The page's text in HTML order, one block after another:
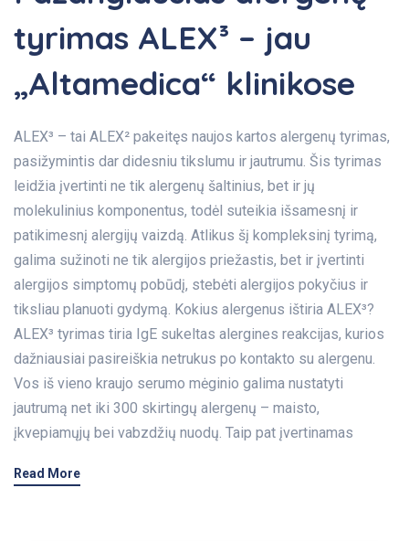
tyrimas ALEX³ – jau
„Altamedica“ klinikose
ALEX³ – tai ALEX² pakeitęs naujos kartos alergenų tyrimas,
pasižymintis dar didesniu tikslumu ir jautrumu. Šis tyrimas
leidžia įvertinti ne tik alergenų šaltinius, bet ir jų
molekulinius komponentus, todėl suteikia išsamesnį ir
patikimesnį alergijų vaizdą. Atlikus šį kompleksinį tyrimą,
galima sužinoti ne tik alergijos priežastis, bet ir įvertinti
alergijos simptomų pobūdį, stebėti alergijos pokyčius ir
tiksliau planuoti gydymą. Kokius alergenus ištiria ALEX³?
ALEX³ tyrimas tiria IgE sukeltas alergines reakcijas, kurios
dažniausiai pasireiškia netrukus po kontakto su alergenu.
Vos iš vieno kraujo serumo mėginio galima nustatyti
jautrumą net iki 300 skirtingų alergenų – maisto,
įkvepiamųjų bei vabzdžių nuodų. Taip pat įvertinamas
Read More